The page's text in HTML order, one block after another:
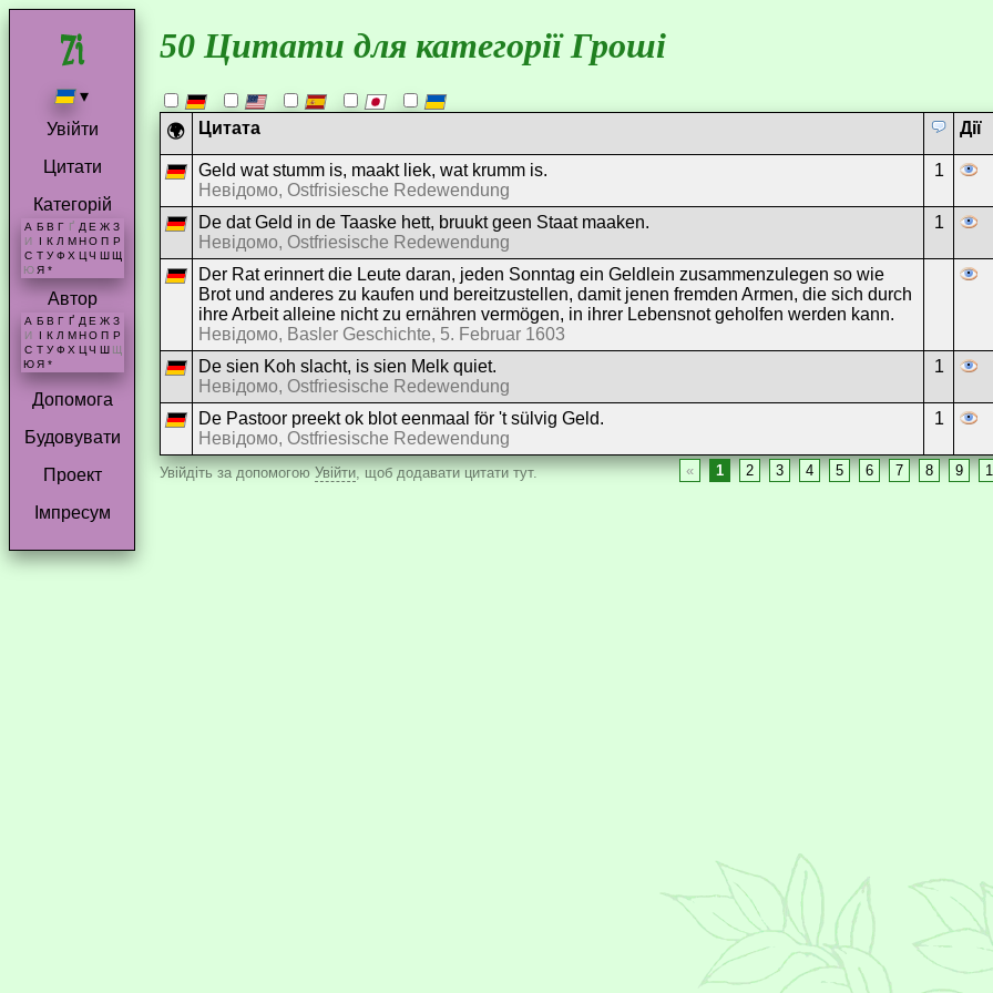
▾
Увійти
Цитати
Категорій
А Б В Г Ґ Д Е Ж З
И
І К Л М Н О П Р
С Т У Ф Х Ц Ч Ш Щ
Ю Я *
Автор
А Б В Г Ґ Д Е Ж З
И
К Л М Н О П Р
С Т У Ф Х Ц Ч Ш Щ
Ю Я *
Допомога
Будовувати
Проект
Імпресум
50 Цитати для категорії Гроші
🌍 Цитата Дії
Geld wat stumm is, maakt liek, wat krumm is.
Невідомо, Ostfrisiesche Redewendung
1
De dat Geld in de Taaske hett, bruukt geen Staat maaken.
Невідомо, Ostfriesische Redewendung
1
Der Rat erinnert die Leute daran, jeden Sonntag ein Geldlein zusammenzulegen so wie
Brot und anderes zu kaufen und bereitzustellen, damit jenen fremden Armen, die sich durch
ihre Arbeit alleine nicht zu ernähren vermögen, in ihrer Lebensnot geholfen werden kann.
Невідомо, Basler Geschichte, 5. Februar 1603
De sien Koh slacht, is sien Melk quiet.
Невідомо, Ostfriesische Redewendung
1
De Pastoor preekt ok blot eenmaal för 't sülvig Geld.
Невідомо, Ostfriesische Redewendung
1
« 1 2 3 4 5 6 7 8 9
Увійдіть за допомогоюУвійти, щоб додавати цитати тут.